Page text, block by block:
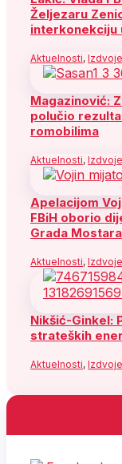
Željezaru
interkonekciju
Aktuelnosti,
Magazinović:
polučio
romobilima
Aktuelnosti,
Apelacijom
FBiH oborio
Grada Mostara
Aktuelnosti,
Nikšić-Ginkel:
strateških
Aktuelnosti,